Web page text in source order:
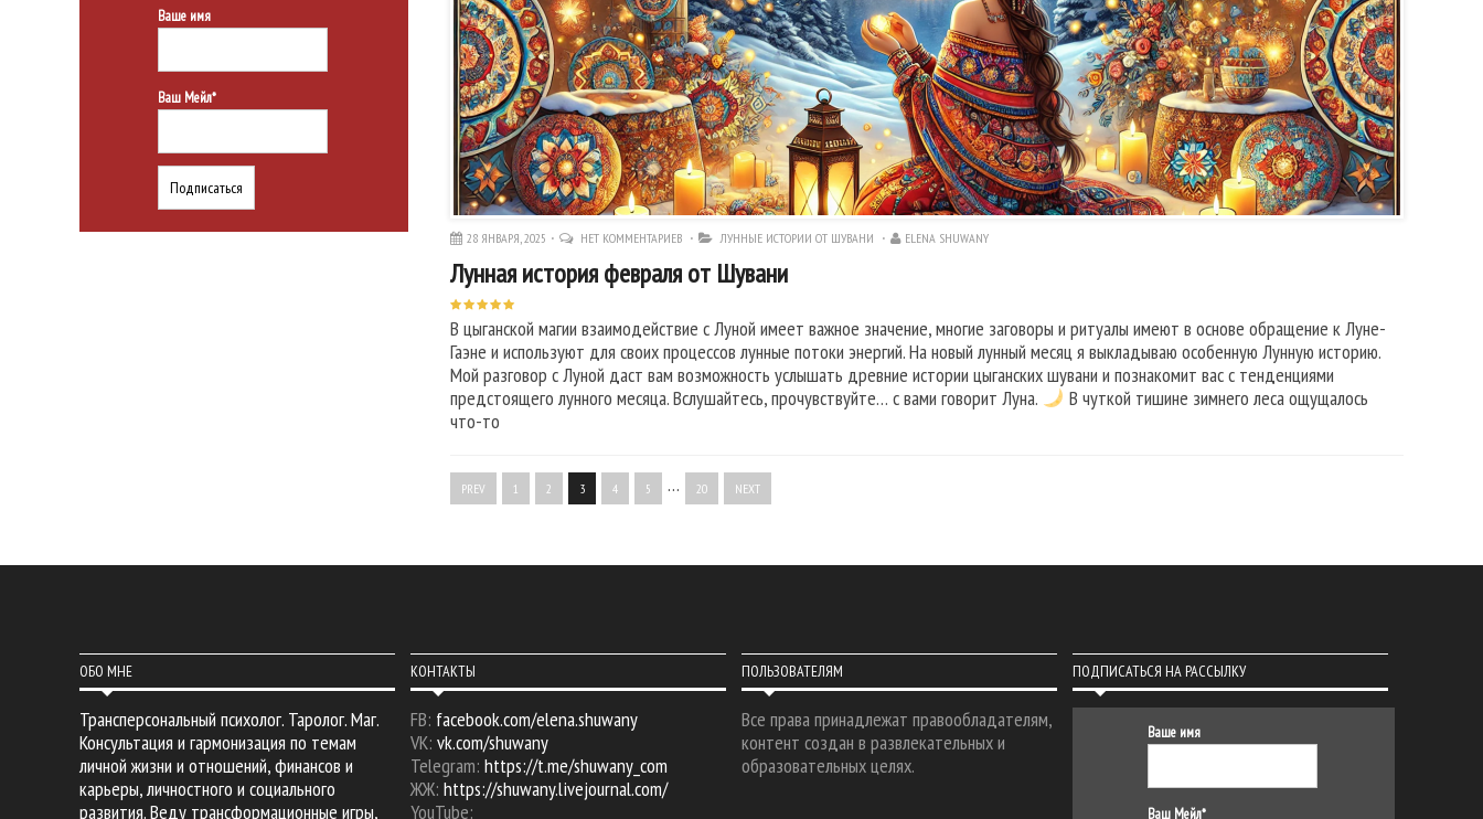
28 ЯНВАРЯ, 2025 НЕТ КОММЕНТАРИЕВ ЛУННЫЕ ИСТОРИИ ОТ ШУВАНИ ELENA SHUWANY
Лунная история февраля от Шувани
В цыганской магии взаимодействие с Луной имеет важное значение, многие заговоры и ритуалы имеют в основе обращение к Луне-
Гаэне и используют для своих процессов лунные потоки энергий. На новый лунный месяц я выкладываю особенную Лунную историю.
Мой разговор с Луной даст вам возможность услышать древние истории цыганских шувани и познакомит вас с тенденциями
предстоящего лунного месяца. Вслушайтесь, прочувствуйте… с вами говорит Луна.
В чуткой тишине зимнего леса ощущалось
что-то
PREV 1 2 3 4 5 … 20 NEXT
Ваше имя
Ваш Мейл*
ОБО МНЕ
Трансперсональный психолог. Таролог. Маг.
Консультация и гармонизация по темам
личной жизни и отношений, финансов и
карьеры, личностного и социального
развития. Веду трансформационные игры,
КОНТАКТЫ
FB: facebook.com/elena.shuwany
VK: vk.com/shuwany
Telegram: https://t.me/shuwany_com
ЖЖ: https://shuwany.livejournal.com/
YouTube:
ПОЛЬЗОВАТЕЛЯМ
Все права принадлежат правообладателям,
контент создан в развлекательных и
образовательных целях.
ПОДПИСАТЬСЯ НА РАССЫЛКУ
Ваше имя
Ваш Мейл*